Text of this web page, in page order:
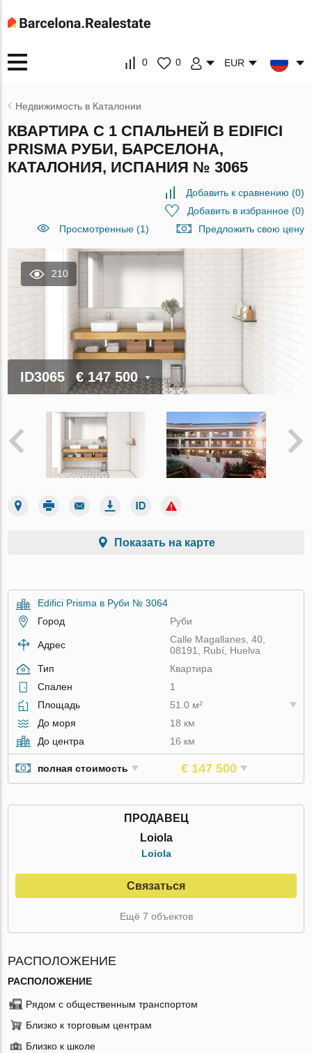
0 0 EUR
Недвижимость в Каталонии
КВАРТИРА С 1 СПАЛЬНЕЙ В EDIFICI
PRISMA РУБИ, БАРСЕЛОНА,
КАТАЛОНИЯ, ИСПАНИЯ № 3065
Добавить к сравнению (0)
Добавить в избранное(0)
Просмотренные (1)
Предложить свою цену
210
ID3065 € 147 500
Показать на карте
Edifici Prisma в Руби № 3064
Город
Руби
Адрес
Calle Magallanes, 40,
08191, Rubí, Huelva
Тип
Квартира
Спален
1
Площадь
51.0 м²
До моря
18 км
До центра
16 км
полная стоимость € 147 500
ПРОДАВЕЦ
Loiola
Loiola
Связаться
Ещё 7 объектов
РАСПОЛОЖЕНИЕ
РАСПОЛОЖЕНИЕ
Рядом с общественным транспортом
Близко к торговым центрам
Близко к школе